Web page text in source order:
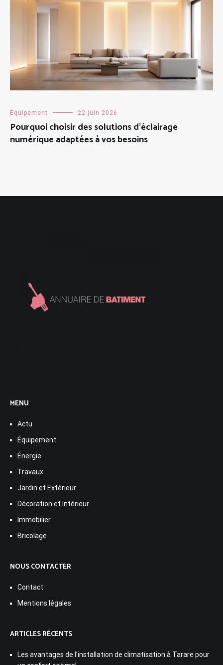
Équipement 22 juin 2026
Pourquoi choisir des solutions d’éclairage
numérique adaptées à vos besoins
MENU
Actu
Équipement
Énergie
Travaux
Jardin et Extérieur
Décoration et Intérieur
Immobilier
Bricolage
NOUS CONTACTER
Contact
Mentions légales
ARTICLES RÉCENTS
Les avantages de l’installation de climatisation à Tarare pour